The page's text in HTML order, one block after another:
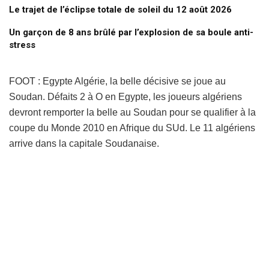
Le trajet de l’éclipse totale de soleil du 12 août 2026
Un garçon de 8 ans brûlé par l’explosion de sa boule anti-
stress
FOOT : Egypte Algérie, la belle décisive se joue au
Soudan. Défaits 2 à O en Egypte, les joueurs algériens
devront remporter la belle au Soudan pour se qualifier à la
coupe du Monde 2010 en Afrique du SUd. Le 11 algériens
arrive dans la capitale Soudanaise.